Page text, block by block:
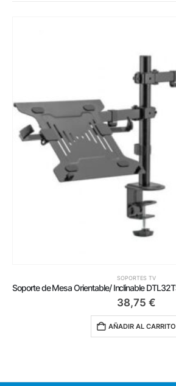
SOPORTES TV
38,75 €
AÑADIR AL CARRITO